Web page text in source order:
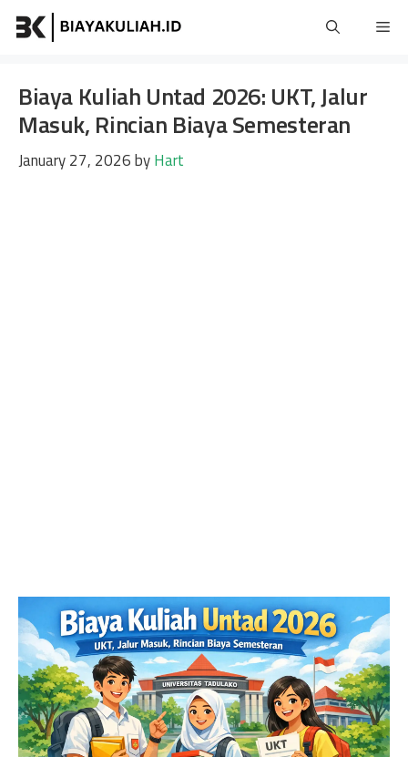
Skip
Biaya Kuliah Untad 2026: UKT, Jalur
Masuk, Rincian Biaya Semesteran
January 27, 2026byHart